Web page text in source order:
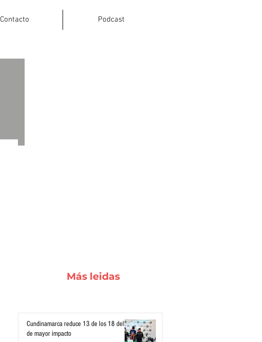
Contacto Podcast
Más leidas
Cundinamarca reduce 13 de los 18 delitos
de mayor impacto